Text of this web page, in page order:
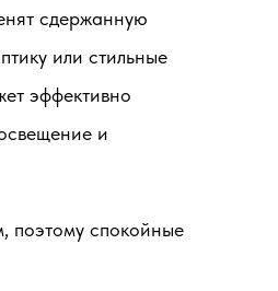
сдержанную
или стильные
эффективно
и
поэтому спокойные